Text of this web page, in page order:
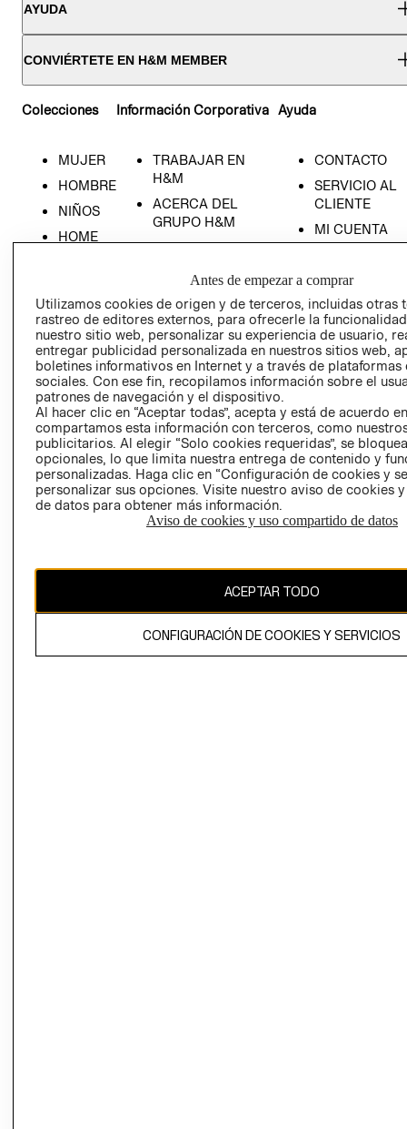
AYUDA
CONVIÉRTETE EN H&M MEMBER
Colecciones
MUJER
HOMBRE
NIÑOS
HOME
Información Corporativa
TRABAJAR EN
H&M
ACERCA DEL
GRUPO H&M
RESPONSABILIDAD
RELACIÓN CON
INVERSIONISTAS
POLÍTICA
EMPRESARIAL
Ayuda
CONTACTO
SERVICIO AL
CLIENTE
MI CUENTA
- RETIRO EN
TIENDA
TÉRMINOS Y
CONDICIONES
AVISO DE
PRIVACIDAD
GIFT CARD
AVISO DE
COOKIES
Chile ($)
Antes de empezar a comprar
Utilizamos cookies de origen y de terceros, incluidas otras
rastreo de editores externos, para ofrecerle la
nuestro sitio web, personalizar su experiencia de usuario,
entregar publicidad personalizada en nuestros sitios web,
boletines informativos en Internet y a través de plataformas
sociales. Con ese fin, recopilamos información sobre el
patrones de navegación y el dispositivo.
Al hacer clic en “Aceptar todas”, acepta y está de acuerdo
compartamos esta información con terceros, como
publicitarios. Al elegir “Solo cookies requeridas”, se
opcionales, lo que limita nuestra entrega de contenido y
personalizadas. Haga clic en “Configuración de cookies y
personalizar sus opciones. Visite nuestro aviso de cookies
de datos para obtener más información.
Aviso de cookies y uso compartido de datos
ACEPTAR TODO
CONFIGURACIÓN DE COOKIES Y SERVICIOS